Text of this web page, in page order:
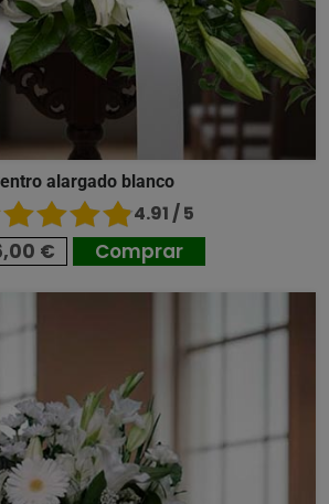
alargado blanco
4.91 / 5
€ Comprar